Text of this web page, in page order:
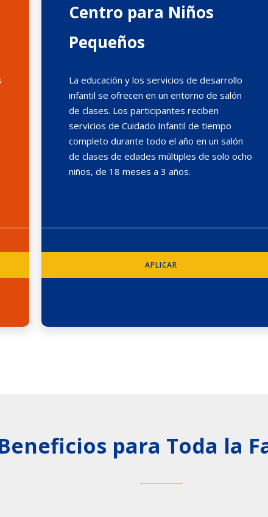
Centro para Niños
Pequeños
La educación y los servicios de desarrollo
infantil se ofrecen en un entorno de salón
de clases. Los participantes reciben
servicios de Cuidado Infantil de tiempo
completo durante todo el año en un salón
de clases de edades múltiples de solo ocho
niños, de 18 meses a 3 años.
APLICAR
para Toda la